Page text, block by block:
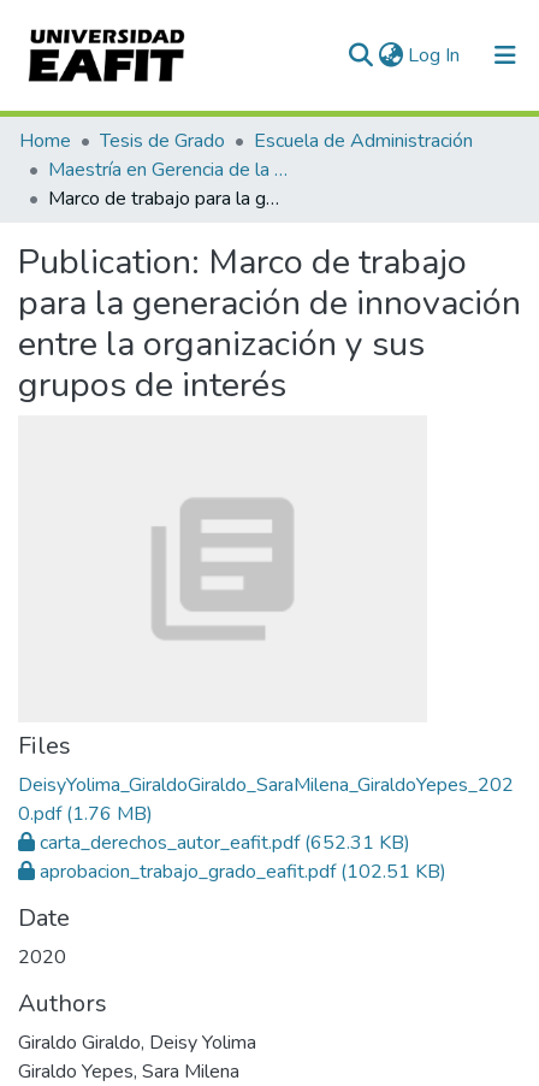
Log In (current)
Communities & Collections
All of DSpace
Home Tesis de Grado
Escuela de Administración
Maestría en Gerencia de la Innovación y el Conocimiento (tesis)
Marco de trabajo para la generación de innovación entre la organización y sus grupos de interés
Publication: Marco de trabajo
para la generación de innovación
entre la organización y sus
grupos de interés
Files
DeisyYolima_GiraldoGiraldo_SaraMilena_GiraldoYepes_202
0.pdf(1.76 MB)
carta_derechos_autor_eafit.pdf(652.31 KB)
aprobacion_trabajo_grado_eafit.pdf(102.51 KB)
Date
2020
Authors
Giraldo Giraldo, Deisy Yolima
Giraldo Yepes, Sara Milena